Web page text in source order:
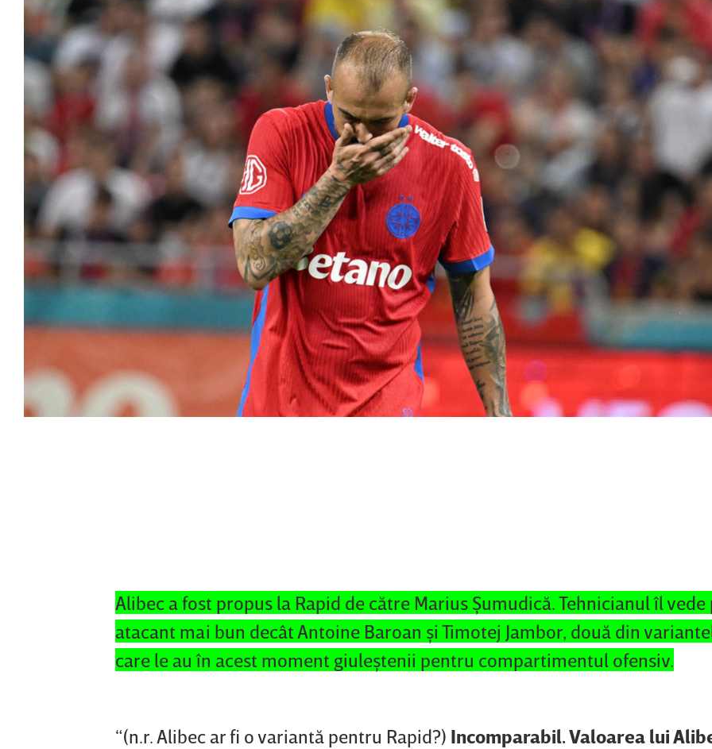
Alibec a fost propus la Rapid de către Marius Şumudică. Tehnicianul îl vede
atacant mai bun decât Antoine Baroan şi Timotej Jambor, două din
care le au în acest moment giuleştenii pentru compartimentul ofensiv.
“(n.r. Alibec ar fi o variantă pentru Rapid?) Incomparabil. Valoarea lui